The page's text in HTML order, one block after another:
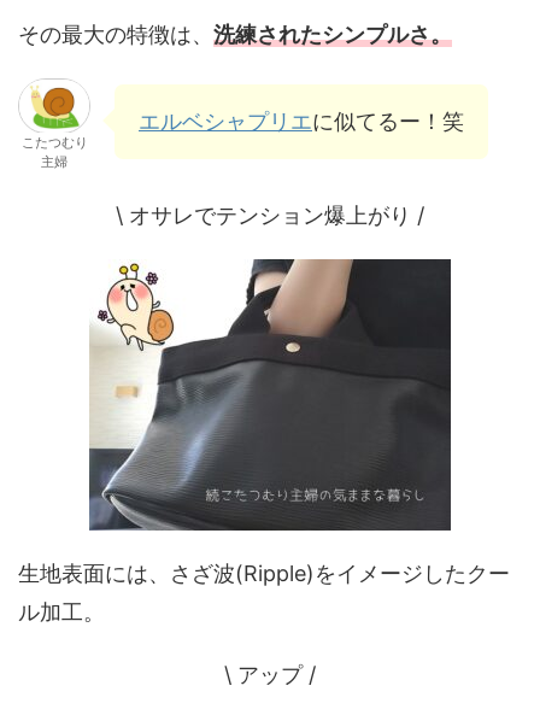
その最大の特徴は、 洗練されたシンプルさ。
こたつむり
主婦
エルベシャプリエに似てるー！笑
\ オサレでテンション爆上がり /
生地表面には、さざ波(Ripple)をイメージしたクー
ル加工。
\ アップ /